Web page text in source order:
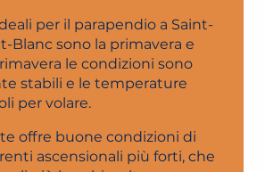
per il parapendio a Saint-
Blanc sono la primavera e
le condizioni sono
stabili e le temperature
per volare.
offre buone condizioni di
ascensionali più forti, che